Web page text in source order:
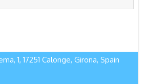
1, 17251 Calonge, Girona, Spain